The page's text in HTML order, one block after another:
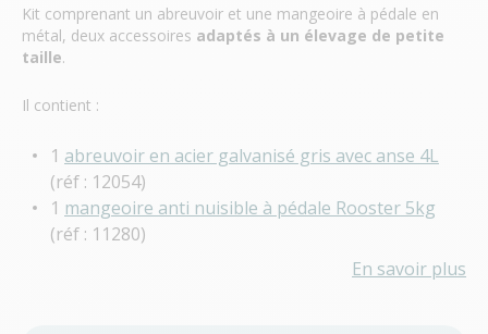
Kit comprenant un abreuvoir et une mangeoire à pédale en
métal, deux accessoires adaptés à un élevage de petite
taille.
Il contient :
1 abreuvoir en acier galvanisé gris avec anse 4L
(réf : 12054)
1 mangeoire anti nuisible à pédale Rooster 5kg
(réf : 11280)
En savoir plus